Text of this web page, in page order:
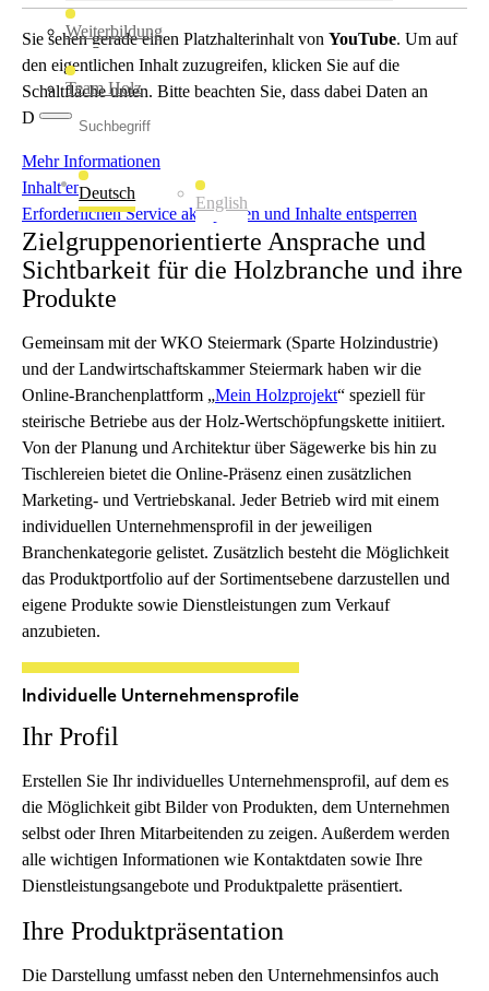
Weiterbildung
Team Holz
Deutsch
English
Sie sehen gerade einen Platzhalterinhalt von YouTube. Um auf
den eigentlichen Inhalt zuzugreifen, klicken Sie auf die
Schaltfläche unten. Bitte beachten Sie, dass dabei Daten an
Drittanbieter weitergegeben werden.
Mehr Informationen
Inhalt entsperren
Erforderlichen Service akzeptieren und Inhalte entsperren
Zielgruppenorientierte Ansprache und
Sichtbarkeit für die Holzbranche und ihre
Produkte
Gemeinsam mit der WKO Steiermark (Sparte Holzindustrie)
und der Landwirtschaftskammer Steiermark haben wir die
Online-Branchenplattform „Mein Holzprojekt“ speziell für
steirische Betriebe aus der Holz-Wertschöpfungskette initiiert.
Von der Planung und Architektur über Sägewerke bis hin zu
Tischlereien bietet die Online-Präsenz einen zusätzlichen
Marketing- und Vertriebskanal. Jeder Betrieb wird mit einem
individuellen Unternehmensprofil in der jeweiligen
Branchenkategorie gelistet. Zusätzlich besteht die Möglichkeit
das Produktportfolio auf der Sortimentsebene darzustellen und
eigene Produkte sowie Dienstleistungen zum Verkauf
anzubieten.
Individuelle Unternehmensprofile
Ihr Profil
Erstellen Sie Ihr individuelles Unternehmensprofil, auf dem es
die Möglichkeit gibt Bilder von Produkten, dem Unternehmen
selbst oder Ihren Mitarbeitenden zu zeigen. Außerdem werden
alle wichtigen Informationen wie Kontaktdaten sowie Ihre
Dienstleistungsangebote und Produktpalette präsentiert.
Ihre Produktpräsentation
Die Darstellung umfasst neben den Unternehmensinfos auch